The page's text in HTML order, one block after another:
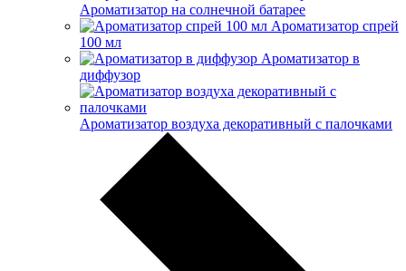
Ароматизатор на солнечной батарее
Ароматизатор спрей
100 мл
Ароматизатор в
диффузор
Ароматизатор воздуха декоративный с палочками